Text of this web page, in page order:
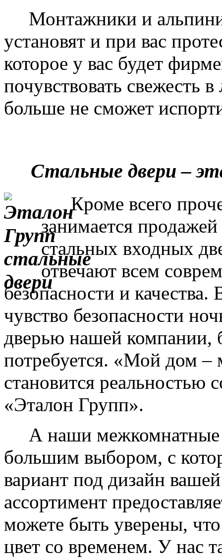
Монтажники и
установят и при вас
которое у вас будет
почувствовать свежесть
больше не сможет
Стальные двери –
Кроме всего
занимается
стальных входных
отвечают всем
безопасности и
чувство безопасности
дверью нашей компании,
потребуется. «Мой дом –
становится реальностью
«Эталон Групп».
А наши межкомнатные
большим выбором, с
вариант под дизайн
ассортимент
можете быть уверены,
цвет со временем. У нас